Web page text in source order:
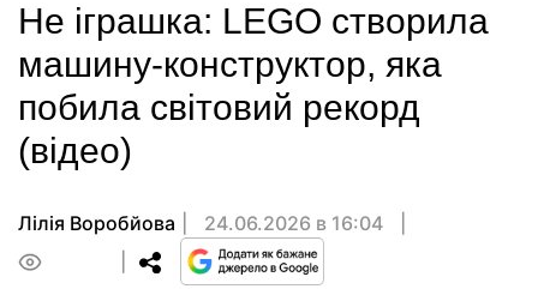
Не іграшка: LEGO створила
машину-конструктор, яка
побила світовий рекорд
(відео)
Лілія Воробйова
24.06.2026 в 16:04